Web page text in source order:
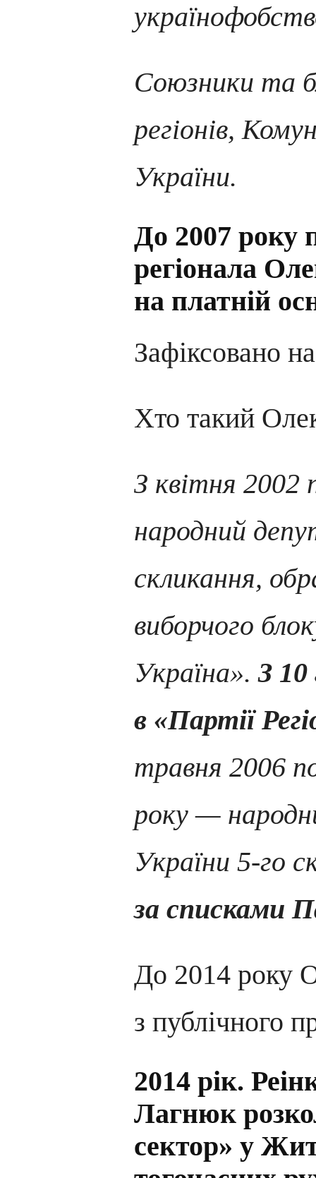
Союзники та
регіонів,
України.
До 2007 року
регіонала
на платній
Зафіксовано
Хто такий
З квітня 2002
народний
скликання,
виборчого
Україна».З 10
в «Партії
травня 2006
року —
України 5-го
за списками
До 2014 року
з публічного
2014 рік.
Лагнюк
сектор» у